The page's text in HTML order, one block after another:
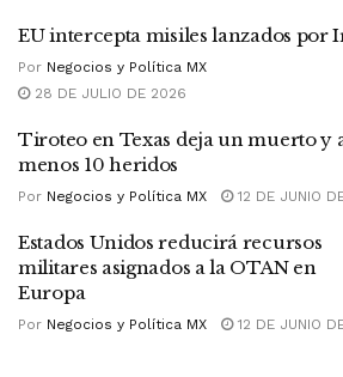
EU intercepta misiles lanzados por
Por Negocios y Política MX
28 DE JULIO DE 2026
Tiroteo en Texas deja un muerto y
menos 10 heridos
Por Negocios y Política MX 12 DE JUNIO
Estados Unidos reducirá recursos
militares asignados a la OTAN en
Europa
Por Negocios y Política MX 12 DE JUNIO